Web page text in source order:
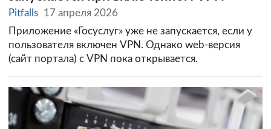
Pitfalls 17 апреля 2026
Приложение «Госуслуг» уже не запускается, если у
пользователя включен VPN. Однако web-версия
(сайт портала) с VPN пока открывается.